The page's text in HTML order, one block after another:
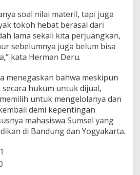
soal nilai materil, tapi juga
tokoh hebat berasal dari
lama sekali kita perjuangkan,
sebelumnya juga belum bisa
kata Herman Deru.
menegaskan bahwa meskipun
hukum untuk dijual,
untuk mengelolanya dan
demi kepentingan
mahasiswa Sumsel yang
di Bandung dan Yogyakarta.